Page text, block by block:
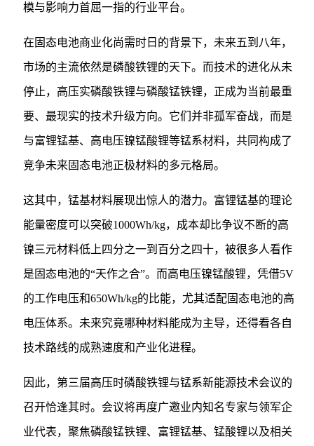
模与影响力首屈一指的行业平台。
在固态电池商业化尚需时日的背景下，未来五到八年，
市场的主流依然是磷酸铁锂的天下。而技术的进化从未
停止，高压实磷酸铁锂与磷酸锰铁锂，正成为当前最重
要、最现实的技术升级方向。它们并非孤军奋战，而是
与富锂锰基、高电压镍锰酸锂等锰系材料，共同构成了
竞争未来固态电池正极材料的多元格局。
这其中，锰基材料展现出惊人的潜力。富锂锰基的理论
能量密度可以突破1000Wh/kg，成本却比争议不断的高
镍三元材料低上四分之一到百分之四十，被很多人看作
是固态电池的“天作之合”。而高电压镍锰酸锂，凭借5V
的工作电压和650Wh/kg的比能，尤其适配固态电池的高
电压体系。未来究竟哪种材料能成为主导，还得看各自
技术路线的成熟速度和产业化进程。
因此，第三届高压时磷酸铁锂与锰系新能源技术会议的
召开恰逢其时。会议将再度广邀业内知名专家与领军企
业代表，聚焦磷酸锰铁锂、富锂锰基、锰酸锂以及相关